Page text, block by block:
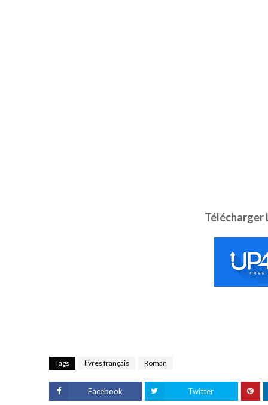
Télécharger
Tags livres français Roman
Facebook Twitter